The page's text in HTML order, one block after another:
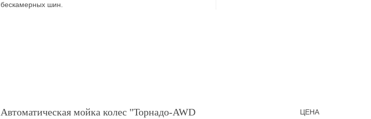
бескамерных шин.
Автоматическая мойка колес "Торнадо-AWD
ЦЕНА